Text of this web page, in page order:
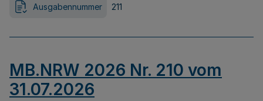
Ausgabennummer 211
MB.NRW 2026 Nr. 210 vom
31.07.2026